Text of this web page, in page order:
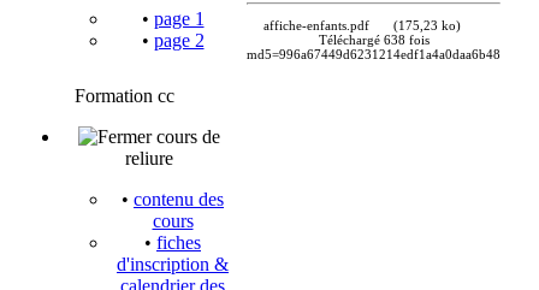
• page 1
• page 2
Formation cc
cours de
reliure
• contenu des
cours
• fiches
d'inscription &
calendrier des
affiche-enfants.pdf
(175,23 ko)
Téléchargé 638 fois
md5=996a67449d6231214edf1a4a0daa6b48